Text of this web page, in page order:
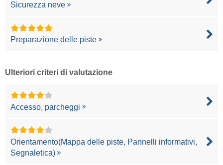
Sicurezza neve
Preparazione delle piste
Ulteriori criteri di valutazione
Accesso, parcheggi
Orientamento(Mappa delle piste, Pannelli informativi,
Segnaletica)